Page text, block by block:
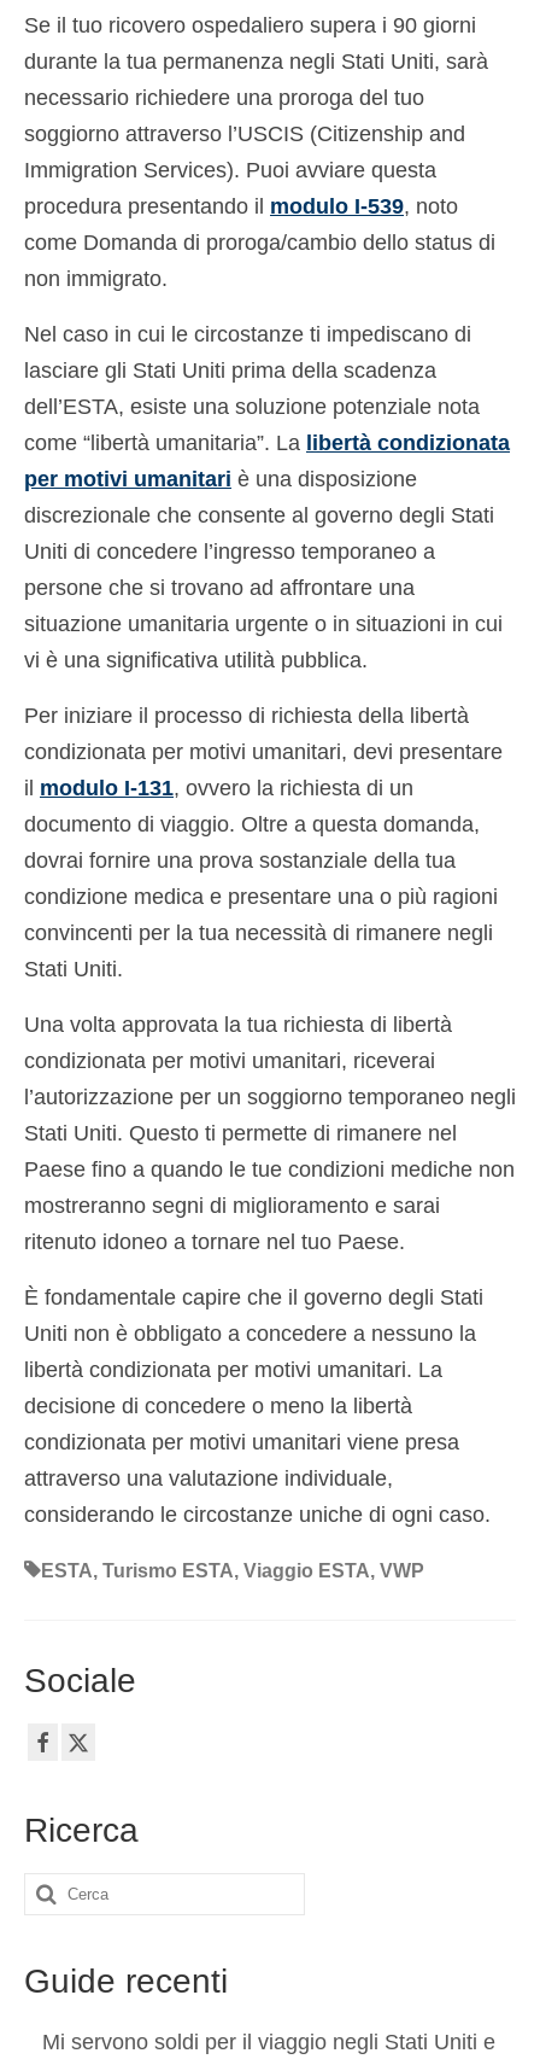
Se il tuo ricovero ospedaliero supera i 90 giorni
durante la tua permanenza negli Stati Uniti, sarà
necessario richiedere una proroga del tuo
soggiorno attraverso l’USCIS (Citizenship and
Immigration Services). Puoi avviare questa
procedura presentando il modulo I-539, noto
come Domanda di proroga/cambio dello status di
non immigrato.
Nel caso in cui le circostanze ti impediscano di
lasciare gli Stati Uniti prima della scadenza
dell’ESTA, esiste una soluzione potenziale nota
come “libertà umanitaria”. La libertà condizionata
per motivi umanitari è una disposizione
discrezionale che consente al governo degli Stati
Uniti di concedere l’ingresso temporaneo a
persone che si trovano ad affrontare una
situazione umanitaria urgente o in situazioni in cui
vi è una significativa utilità pubblica.
Per iniziare il processo di richiesta della libertà
condizionata per motivi umanitari, devi presentare
il modulo I-131, ovvero la richiesta di un
documento di viaggio. Oltre a questa domanda,
dovrai fornire una prova sostanziale della tua
condizione medica e presentare una o più ragioni
convincenti per la tua necessità di rimanere negli
Stati Uniti.
Una volta approvata la tua richiesta di libertà
condizionata per motivi umanitari, riceverai
l’autorizzazione per un soggiorno temporaneo negli
Stati Uniti. Questo ti permette di rimanere nel
Paese fino a quando le tue condizioni mediche non
mostreranno segni di miglioramento e sarai
ritenuto idoneo a tornare nel tuo Paese.
È fondamentale capire che il governo degli Stati
Uniti non è obbligato a concedere a nessuno la
libertà condizionata per motivi umanitari. La
decisione di concedere o meno la libertà
condizionata per motivi umanitari viene presa
attraverso una valutazione individuale,
considerando le circostanze uniche di ogni caso.
ESTA, Turismo ESTA, Viaggio ESTA, VWP
Sociale
Ricerca
Cerca:
Guide recenti
Mi servono soldi per il viaggio negli Stati Uniti e